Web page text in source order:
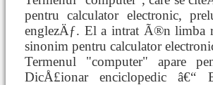
pentru calculator electronic,
englezÄƒ. El a intrat Ã®n
sinonim pentru calculator
Termenul "computer" apare
DicÅ£ionar enciclopedic â€“